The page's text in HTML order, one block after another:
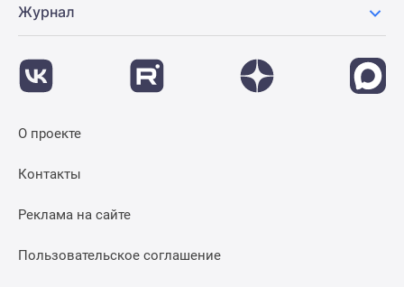
Журнал
О проекте
Контакты
Реклама на сайте
Пользовательское соглашение